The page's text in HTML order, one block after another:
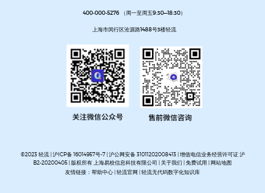
400-000-5276 （周一至周五9:30—18:30）
上海市闵行区沧源路1488号3楼轻流
©2023 轻流 |沪ICP备 16014957号-7|沪公网安备 31011202008413| 增值电信业务经营许可证 沪
B2-20200405 | 版权所有 上海易校信息科技有限公司 |关于我们 |免费试用 |网站地图
友情链接： 帮助中心|轻流官网 |轻流无代码数字化知识库